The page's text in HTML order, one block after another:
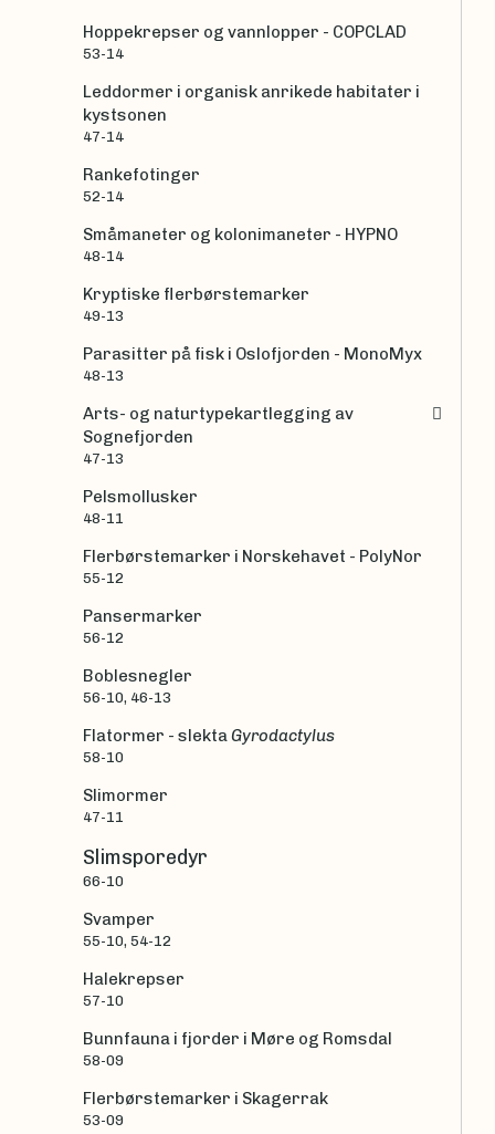
Hoppekrepser og vannlopper - COPCLAD
53-14
Leddormer i organisk anrikede habitater i
kystsonen
47-14
Rankefotinger
52-14
Småmaneter og kolonimaneter - HYPNO
48-14
Kryptiske flerbørstemarker
49-13
Parasitter på fisk i Oslofjorden - MonoMyx
48-13
Arts- og naturtypekartlegging av
Sognefjorden
47-13
Pelsmollusker
48-11
Flerbørstemarker i Norskehavet - PolyNor
55-12
Pansermarker
56-12
Boblesnegler
56-10, 46-13
Flatormer - slektaGyrodactylus
58-10
Slimormer
47-11
Slimsporedyr
66-10
Svamper
55-10, 54-12
Halekrepser
57-10
Bunnfauna i fjorder i Møre og Romsdal
58-09
Flerbørstemarker i Skagerrak
53-09